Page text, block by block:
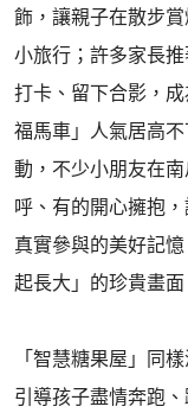
飾，讓親子在散步
小旅行；許多家長
打卡、留下合影，
福馬車」人氣居高
動，不少小朋友在
呼、有的開心擁抱
真實參與的美好記
起長大」的珍貴畫面
「智慧糖果屋」同
引導孩子盡情奔跑